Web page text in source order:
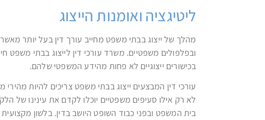
ליטיגציה ואומנות הייצוג
מהלך של ייצוג בבתי משפט מחייב עורך דין בעל יותר
ובפלפולים משפטיים. משרד עורכי דין לייצוג בבתי משפט
בכישורים ייצוגיים לא פחות מהידע המשפטי שלהם.
עורכי דין המבצעים ייצוג בבתי משפט צריכים להיות
לא רק אילו סעיפים משפטיים יוכלו לקדם את עינינו של
בית המשפט ובפני כבוד השופט היושב בדין. בלשון